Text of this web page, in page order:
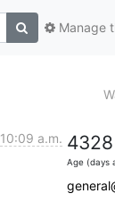
Manage
10:09 a.m. 4328
Age (days